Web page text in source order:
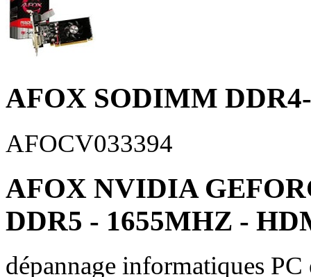
AFOX SODIMM
AFOCV033394
AFOX NVIDIA
DDR5 - 1655MHZ -
dépannage informatiques